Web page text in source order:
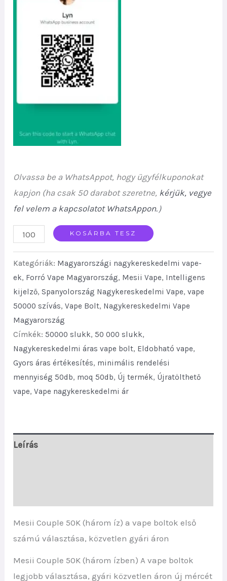
Olvassa be a WhatsAppot, hogy ügyfélkuponokat
kapjon (ha csak 50 darabot szeretne, kérjük, vegye
fel velem a kapcsolatot WhatsAppon. ）
Mesii
50K
(Three
Flavors)
Top
Choice
Vape
Shops
Factory
quantity
KOSÁRBA TESZ
Kategóriák: Magyarországi nagykereskedelmi vape-
ek, Forró Vape Magyarország, Mesii Vape, Intelligens
kijelző,Spanyolország Nagykereskedelmi Vape,vape
50000 szívás,Vape Bolt, Nagykereskedelmi Vape
Magyarország
Címkék: 50000 slukk, 50 000 slukk,
Nagykereskedelmi áras vape bolt, Eldobható vape,
Gyors áras értékesítés, minimális rendelési
mennyiség 50db, moq 50db, Új termék, Újratölthető
vape,Vape nagykereskedelmi ár
Leírás
Mesii Couple 50K (három íz) a vape boltok első
számú választása, közvetlen gyári áron
Mesii Couple 50K (három ízben) A vape boltok
legjobb választása, gyári közvetlen áron új mércét